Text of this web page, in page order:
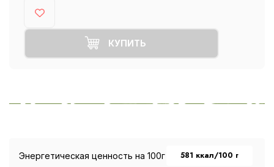
КУПИТЬ
Энергетическая ценность на 100г 581 ккал/100 г